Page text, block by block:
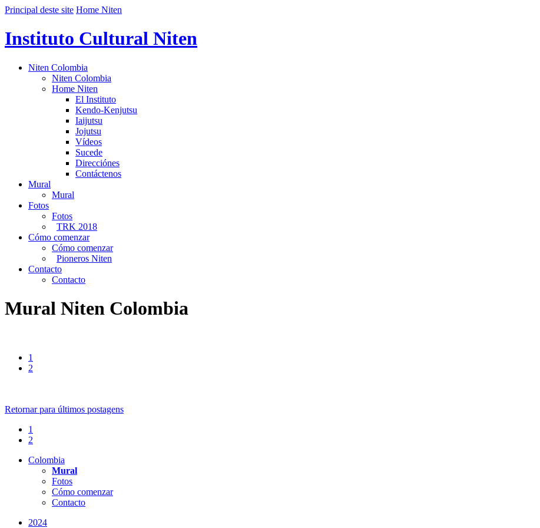
Principal deste site Home Niten
Instituto Cultural Niten
Niten Colombia
Niten Colombia
Home Niten
El Instituto
Kendo-Kenjutsu
Iaijutsu
Jojutsu
Vídeos
Sucede
Direcciónes
Contáctenos
Mural
Mural
Fotos
Fotos
TRK 2018
Cómo comenzar
Cómo comenzar
Pioneros Niten
Contacto
Contacto
Mural Niten Colombia
1
2
Retornar para últimos postagens
1
2
Colombia
Mural
Fotos
Cómo comenzar
Contacto
2024